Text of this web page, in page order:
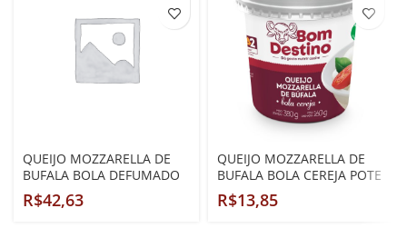
QUEIJO MOZZARELLA DE
BUFALA BOLA DEFUMADO
500GR
R$
QUEIJO MOZZARELLA DE
BUFALA BOLA CEREJA POTE
160GR
R$